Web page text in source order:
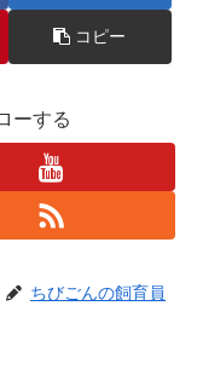
コピー
ーする
ちびごんの飼育員